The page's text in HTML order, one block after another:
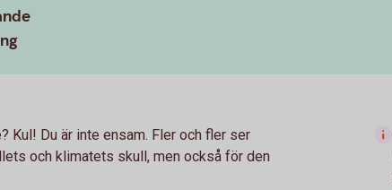
Kul! Du är inte ensam. Fler och fler ser
och klimatets skull, men också för den